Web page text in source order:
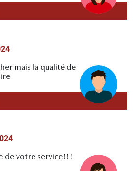
mais la qualité de
de votre service!!!